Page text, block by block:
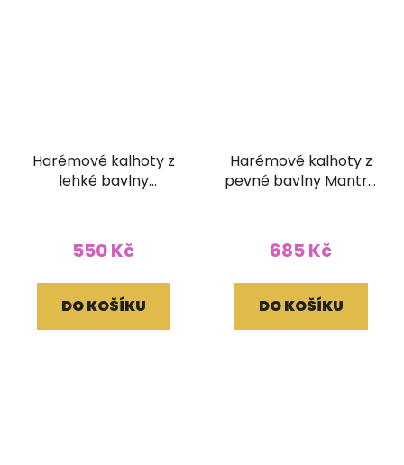
Harémové kalhoty z
lehké bavlny
550 Kč
DO KOŠÍKU
Harémové kalhoty z
pevné bavlny Mantra
685 Kč
DO KOŠÍKU